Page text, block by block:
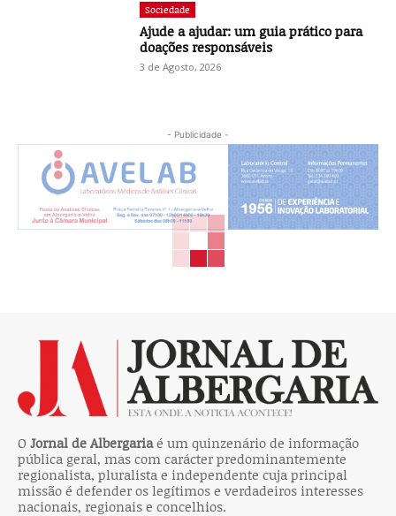
Sociedade
Ajude a ajudar: um guia prático para
doações responsáveis
3 de Agosto, 2026
- Publicidade -
O Jornal de Albergariaé um quinzenário de informação
pública geral, mas com carácter predominantemente
regionalista, pluralista e independente cuja principal
missão é defender os legítimos e verdadeiros interesses
nacionais, regionais e concelhios.